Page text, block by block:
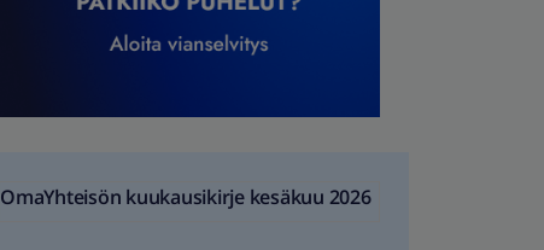
OmaYhteisön kuukausikirje kesäkuu 2026